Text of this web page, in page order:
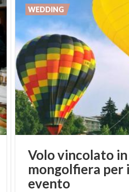
Volo vincolato in
mongolfiera per
evento
WEDDING